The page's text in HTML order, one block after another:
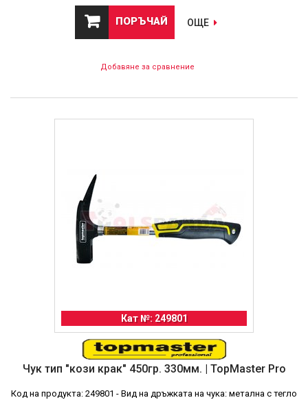
ПОРЪЧАЙ ОЩЕ
Добавяне за сравнение
Кат №: 249801
Чук тип "кози крак" 450гр. 330мм. | TopMaster Pro
Код на продукта: 249801 - Вид на дръжката на чука: метална с тегло